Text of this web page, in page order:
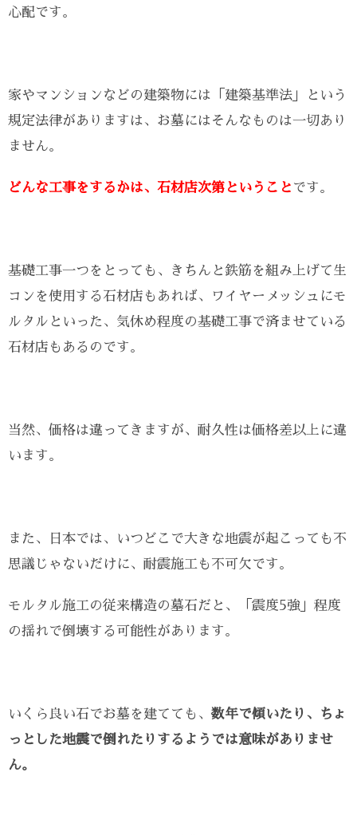
心配です。
家やマンションなどの建築物には「建築基準法」という
規定法律がありますは、お墓にはそんなものは一切あり
ません。
どんな工事をするかは、石材店次第ということ です。
基礎工事一つをとっても、きちんと鉄筋を組み上げて生
コンを使用する石材店もあれば、ワイヤーメッシュにモ
ルタルといった、気休め程度の基礎工事で済ませている
石材店もあるのです。
当然、価格は違ってきますが、耐久性は価格差以上に違
います。
また、日本では、いつどこで大きな地震が起こっても不
思議じゃないだけに、耐震施工も不可欠です。
モルタル施工の従来構造の墓石だと、「震度5強」程度
の揺れで倒壊する可能性があります。
いくら良い石でお墓を建てても、 数年で傾いたり、ちょ
っとした地震で倒れたりするようでは意味がありませ
ん。